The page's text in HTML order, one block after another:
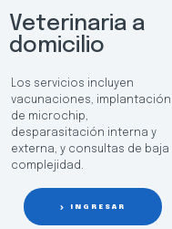
Veterinaria a
domicilio
Los servicios incluyen
vacunaciones, implantación
de microchip,
desparasitación interna y
externa, y consultas de baja
complejidad.
INGRESAR